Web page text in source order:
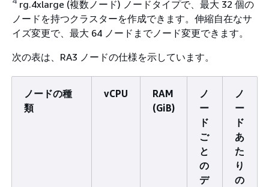
rg.4xlarge (複数ノード) ノードタイプで、最大 32 個の
ノードを持つクラスターを作成できます。伸縮自在なサ
イズ変更で、最大 64 ノードまでノード変更できます。
次の表は、RA3 ノードの仕様を示しています。
ノードの種
類
vCPU
RAM
(GiB)
ノ
ー
ド
ご
と
の
デ
ノ
ー
ド
あ
た
り
の